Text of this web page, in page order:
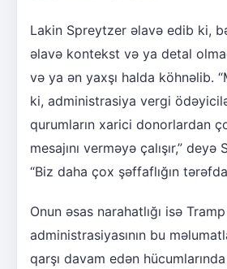
Lakin Spreytzer əlavə edib ki,
əlavə kontekst və ya detal
və ya ən yaxşı halda köhnəlib.
ki, administrasiya vergi
qurumların xarici donorlardan
mesajını verməyə çalışır,”
“Biz daha çox şəffaflığın
Onun əsas narahatlığı isə Tramp
administrasiyasının bu
qarşı davam edən